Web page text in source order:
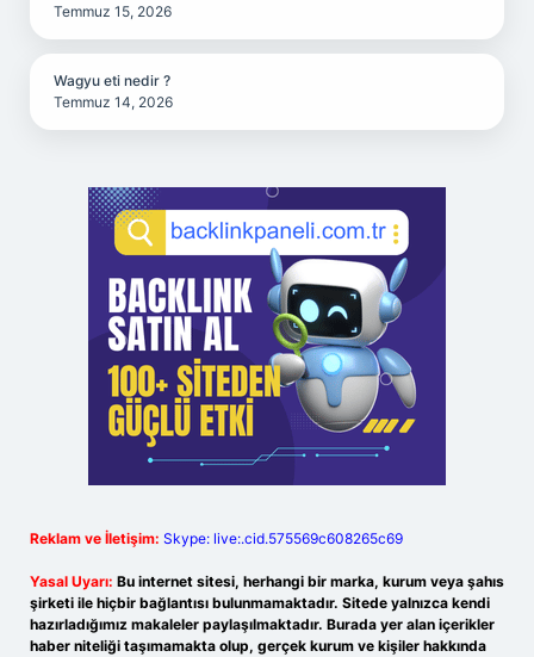
Temmuz 15, 2026
Wagyu eti nedir ?
Temmuz 14, 2026
Reklam ve İletişim: Skype: live:.cid.575569c608265c69
Yasal Uyarı: Bu internet sitesi, herhangi bir marka, kurum veya şahıs
şirketi ile hiçbir bağlantısı bulunmamaktadır. Sitede yalnızca kendi
hazırladığımız makaleler paylaşılmaktadır. Burada yer alan içerikler
haber niteliği taşımamakta olup, gerçek kurum ve kişiler hakkında